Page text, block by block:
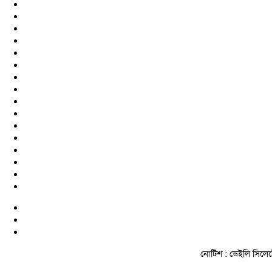
নোটিশ : ডেইলি